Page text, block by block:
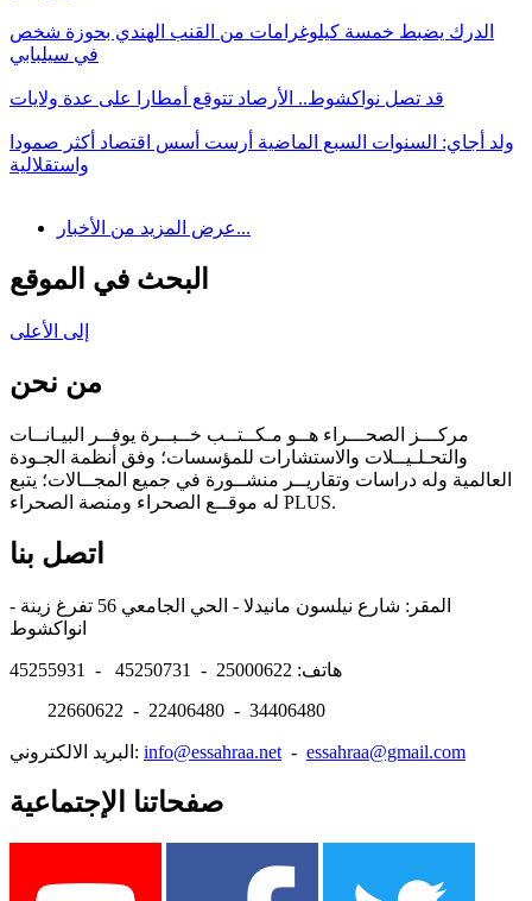
الدرك يضبط خمسة كيلوغرامات من القنب الهندي بحوزة شخص
في سيلبابي
قد تصل نواكشوط.. الأرصاد تتوقع أمطارا على عدة ولايات
ولد أجاي: السنوات السبع الماضية أرست أسس اقتصاد أكثر صمودا
واستقلالية
عرض المزيد من الأخبار...
البحث في الموقع
إلى الأعلى
من نحن
مركـــز الصحـــراء هــو مـكــتــب خــبــرة يوفــر البيـانــات
والتحـلـيــلات والاستشارات للمؤسسات؛ وفق أنظمة الجـودة
العالمية وله دراسات وتقاريــر منشــورة في جميع المجــالات؛ يتبع
له موقــع الصحراء ومنصة الصحراء PLUS.
اتصل بنا
المقر: شارع نيلسون مانيدلا - الحي الجامعي 56 تفرغ زينة -
هاتف: 25000622 - 45250731 - 45255931
22660622 - 22406480 - 34406480
البريد الالكتروني: info@essahraa.net - essahraa@gmail.com
صفحاتنا الإجتماعية